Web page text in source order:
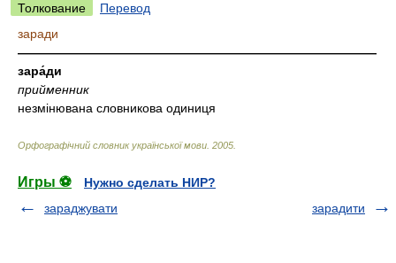
Толкование
Перевод
заради
—————————————————————————————
зара́ди
прийменник
незмінювана словникова одиниця
Орфографічний словник української мови 2005
Игры ⚽
Нужно сделать НИР?
зараджувати
зарадити